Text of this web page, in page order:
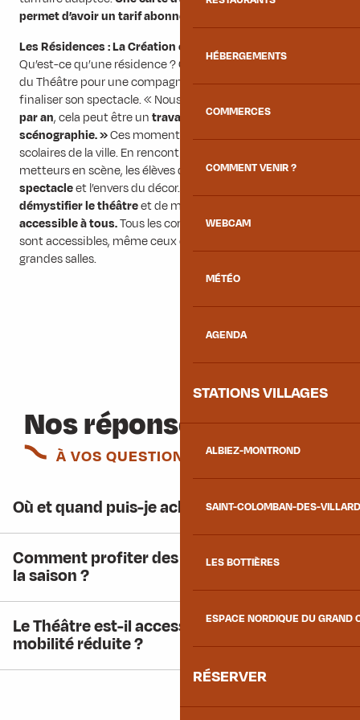
HÉBERGEMENTS
COMMERCES
COMMENT VENIR ?
WEBCAM
MÉTÉO
AGENDA
STATIONS VILLAGES
ALBIEZ-MONTROND
SAINT-COLOMBAN-DES-
LES BOTTIÈRES
ESPACE NORDIQUE DU GRAND
RÉSERVER
permet d’avoir un tarif abonné à 10€ par spectacle.
Les Résidences : La Création en Marche
Qu’est-ce qu’une résidence ? C’est une mise à disposition
du Théâtre pour une compagnie pour quelle puisse créer ou
finaliser son spectacle. « Nous accueillons
par an, cela peut être untravail d’écriture ou de
scénographie. »Ces moments sont aussi partagés avec les
scolaires de la ville. En rencontrant les comédiens et
metteurs en scène, les élèves découvrentles métiers du
spectacleet l’envers du décor. Une manière idéale de
démystifier le théâtreet de montrer que
accessible à tous.Tous les comédiens que nous recevons
sont accessibles, même ceux qui jouent dans des plus
grandes salles.
Nos réponses
À VOS QUESTIONS
Où et quand puis-je acheter mes billets ?
Comment profiter des meilleurs tarifs pour
la saison ?
Le Théâtre est-il accessible aux personnes à
mobilité réduite ?